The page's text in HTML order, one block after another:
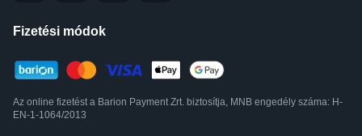
Fizetési módok
Az online fizetést a Barion Payment Zrt. biztosítja, MNB engedély száma: H-
EN-1-1064/2013